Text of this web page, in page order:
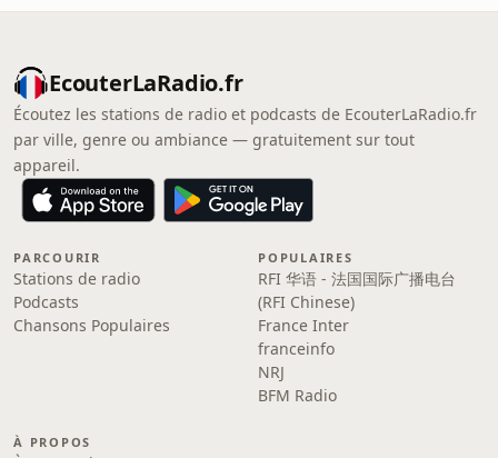
EcouterLaRadio.fr
Écoutez les stations de radio et podcasts de EcouterLaRadio.fr
par ville, genre ou ambiance — gratuitement sur tout
appareil.
PARCOURIR
Stations de radio
Podcasts
Chansons Populaires
POPULAIRES
RFI 华语 - 法国国际广播电台
(RFI Chinese)
France Inter
franceinfo
NRJ
BFM Radio
À PROPOS